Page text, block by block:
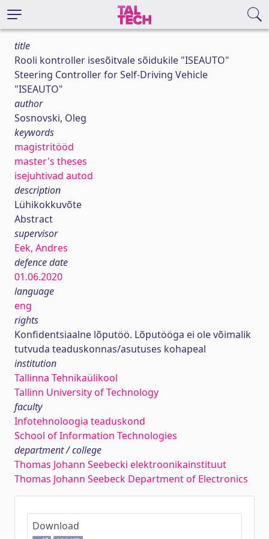
title
Rooli kontroller isesõitvale sõidukile "ISEAUTO"
Steering Controller for Self-Driving Vehicle
"ISEAUTO"
author
Sosnovski, Oleg
keywords
magistritööd
master's theses
isejuhtivad autod
description
Lühikokkuvõte
Abstract
supervisor
Eek, Andres
defence date
01.06.2020
language
eng
rights
Konfidentsiaalne lõputöö. Lõputööga ei ole võimalik
tutvuda teaduskonnas/asutuses kohapeal
institution
Tallinna Tehnikaülikool
Tallinn University of Technology
faculty
Infotehnoloogia teaduskond
School of Information Technologies
department / college
Thomas Johann Seebecki elektroonikainstituut
Thomas Johann Seebeck Department of Electronics
Download